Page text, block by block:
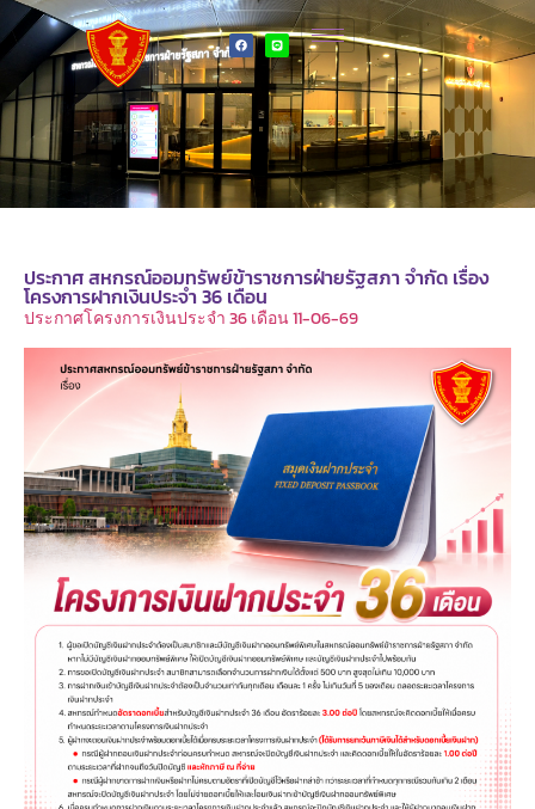
ประกาศ สหกรณ์ออมทรัพย์ข้าราชการฝ่ายรัฐสภา จำกัด เรื่อง
โครงการฝากเงินประจำ 36 เดือน
ประกาศโครงการเงินประจำ 36 เดือน 11-06-69